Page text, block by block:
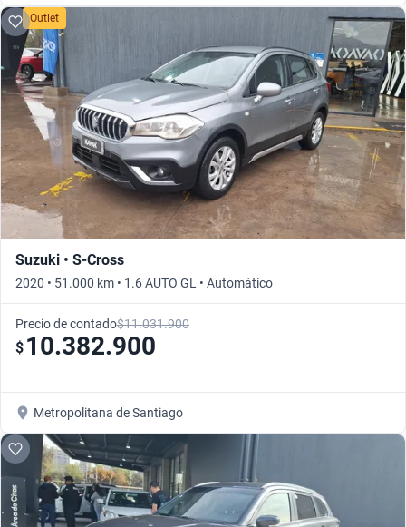
Outlet
Suzuki • S-Cross
2020 • 51.000 km • 1.6 AUTO GL • Automático
Precio de contado$11.031.900
$ 10.382.900
Metropolitana de Santiago